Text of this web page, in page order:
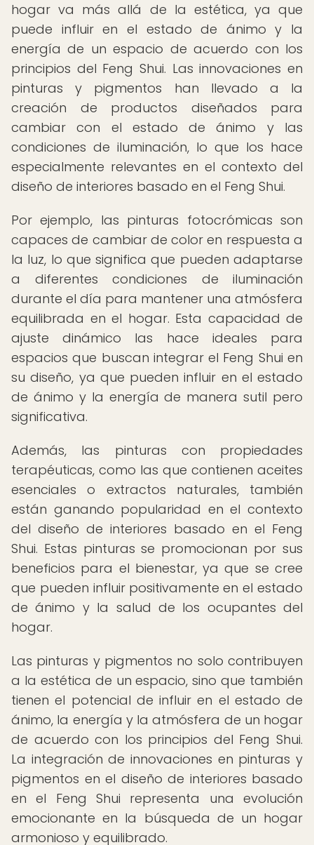
hogar va más allá de la estética, ya que
puede influir en el estado de ánimo y la
energía de un espacio de acuerdo con los
principios del Feng Shui. Las innovaciones en
pinturas y pigmentos han llevado a la
creación de productos diseñados para
cambiar con el estado de ánimo y las
condiciones de iluminación, lo que los hace
especialmente relevantes en el contexto del
diseño de interiores basado en el Feng Shui.
Por ejemplo, las pinturas fotocrómicas son
capaces de cambiar de color en respuesta a
la luz, lo que significa que pueden adaptarse
a diferentes condiciones de iluminación
durante el día para mantener una atmósfera
equilibrada en el hogar. Esta capacidad de
ajuste dinámico las hace ideales para
espacios que buscan integrar el Feng Shui en
su diseño, ya que pueden influir en el estado
de ánimo y la energía de manera sutil pero
significativa.
Además, las pinturas con propiedades
terapéuticas, como las que contienen aceites
esenciales o extractos naturales, también
están ganando popularidad en el contexto
del diseño de interiores basado en el Feng
Shui. Estas pinturas se promocionan por sus
beneficios para el bienestar, ya que se cree
que pueden influir positivamente en el estado
de ánimo y la salud de los ocupantes del
hogar.
Las pinturas y pigmentos no solo contribuyen
a la estética de un espacio, sino que también
tienen el potencial de influir en el estado de
ánimo, la energía y la atmósfera de un hogar
de acuerdo con los principios del Feng Shui.
La integración de innovaciones en pinturas y
pigmentos en el diseño de interiores basado
en el Feng Shui representa una evolución
emocionante en la búsqueda de un hogar
armonioso y equilibrado.